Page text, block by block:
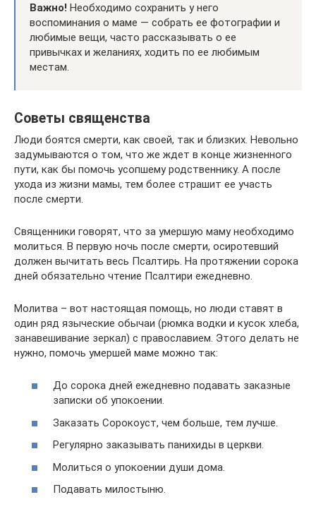
Важно! Необходимо сохранить у него
воспоминания о маме — собрать ее фотографии и
любимые вещи, часто рассказывать о ее
привычках и желаниях, ходить по ее любимым
местам.
Советы священства
Люди боятся смерти, как своей, так и близких. Невольно
задумываются о том, что же ждет в конце жизненного
пути, как бы помочь усопшему родственнику. А после
ухода из жизни мамы, тем более страшит ее участь
после смерти.
Священники говорят, что за умершую маму необходимо
молиться. В первую ночь после смерти, осиротевший
должен вычитать весь Псалтирь. На протяжении сорока
дней обязательно чтение Псалтири ежедневно.
Молитва – вот настоящая помощь, но люди ставят в
один ряд языческие обычаи (рюмка водки и кусок хлеба,
занавешивание зеркал) с православием. Этого делать не
нужно, помочь умершей маме можно так:
До сорока дней ежедневно подавать заказные
записки об упокоении.
Заказать Сорокоуст, чем больше, тем лучше.
Регулярно заказывать панихиды в церкви.
Молиться о упокоении души дома.
Подавать милостыню.